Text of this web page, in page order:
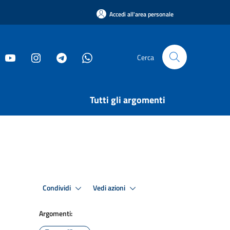
Accedi all'area personale
Cerca
Tutti gli argomenti
Condividi Vedi azioni
Argomenti: